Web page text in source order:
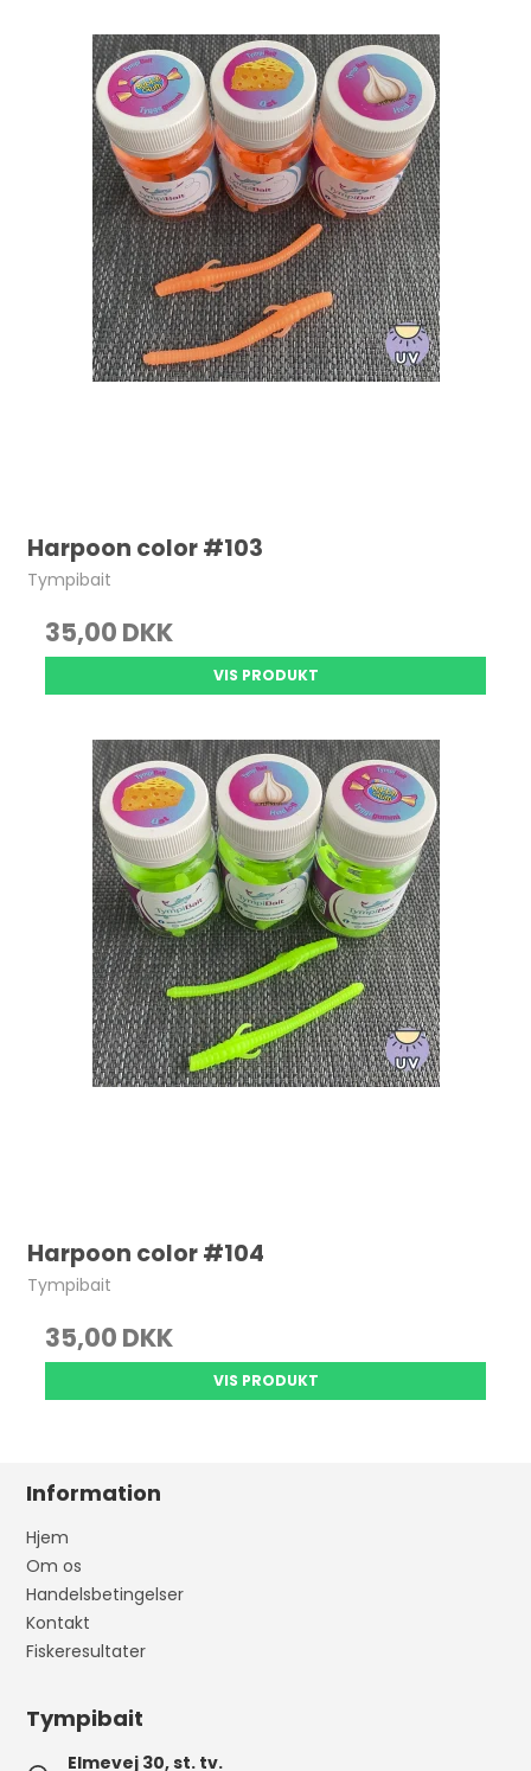
Harpoon color #103
Tympibait
35,00 DKK
VIS PRODUKT
Harpoon color #104
Tympibait
35,00 DKK
VIS PRODUKT
Information
Hjem
Om os
Handelsbetingelser
Kontakt
Fiskeresultater
Tympibait
Elmevej 30, st. tv.